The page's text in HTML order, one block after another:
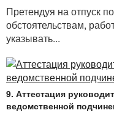
Претендуя на отпуск
обстоятельствам,
указывать...
9. Аттестация
ведомственной